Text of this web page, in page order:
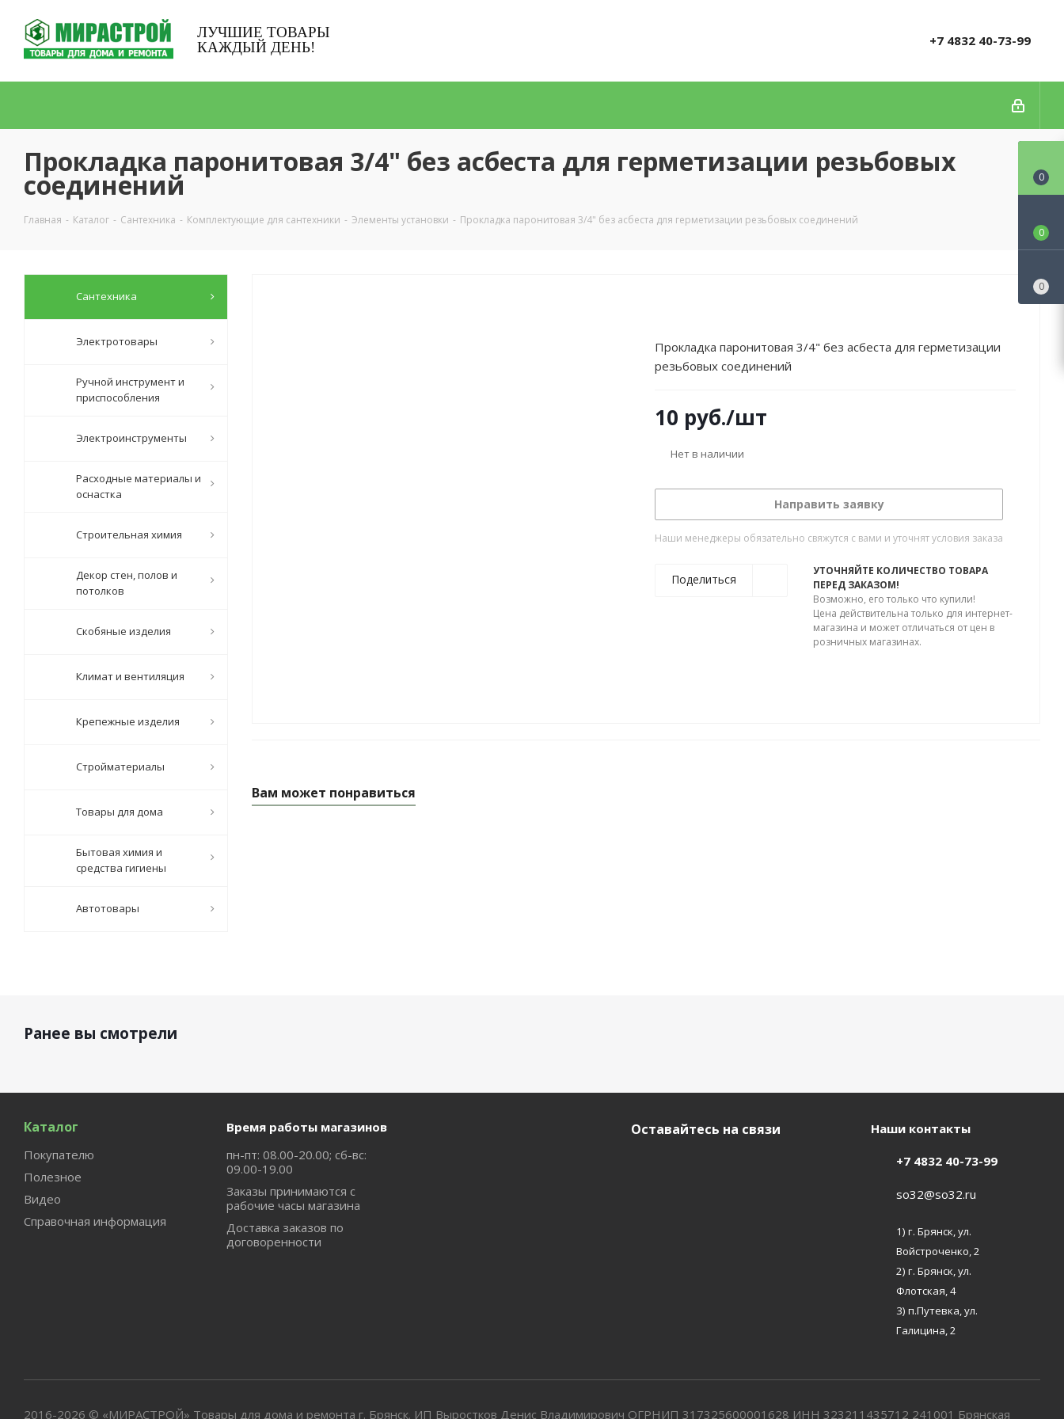
ЛУЧШИЕ ТОВАРЫ
КАЖДЫЙ ДЕНЬ!
+7 4832 40-73-99
Прокладка паронитовая 3/4" без асбеста для герметизации резьбовых
соединений
Главная - Каталог - Сантехника - Комплектующие для сантехники - Элементы установки - Прокладка паронитовая 3/4" без асбеста для герметизации резьбовых соединений
Прокладка паронитовая 3/4" без асбеста для герметизации
резьбовых соединений
10 руб./шт
Нет в наличии
Направить заявку
Наши менеджеры обязательно свяжутся с вами и уточнят условия заказа
Поделиться
УТОЧНЯЙТЕ КОЛИЧЕСТВО ТОВАРА
ПЕРЕД ЗАКАЗОМ!
Возможно, его только что купили!
Цена действительна только для интернет-
магазина и может отличаться от цен в
розничных магазинах.
Вам может понравиться
Сантехника
Электротовары
Ручной инструмент и
приспособления
Электроинструменты
Расходные материалы и
оснастка
Строительная химия
Декор стен, полов и
потолков
Скобяные изделия
Климат и вентиляция
Крепежные изделия
Стройматериалы
Товары для дома
Бытовая химия и
средства гигиены
Автотовары
Ранее вы смотрели
Каталог
Покупателю
Полезное
Видео
Справочная информация
Время работы магазинов
пн-пт: 08.00-20.00; сб-вс:
09.00-19.00
Заказы принимаются с
рабочие часы магазина
Доставка заказов по
договоренности
Оставайтесь на связи Наши контакты
+7 4832 40-73-99
so32@so32.ru
1) г. Брянск, ул.
Войстроченко, 2
2) г. Брянск, ул.
Флотская, 4
3) п.Путевка, ул.
Галицина, 2
2016-2026 © «МИРАСТРОЙ» Товары для дома и ремонта г. Брянск. ИП Выростков Денис Владимирович ОГРНИП 317325600001628 ИНН 323211435712 241001 Брянская
0
0
0